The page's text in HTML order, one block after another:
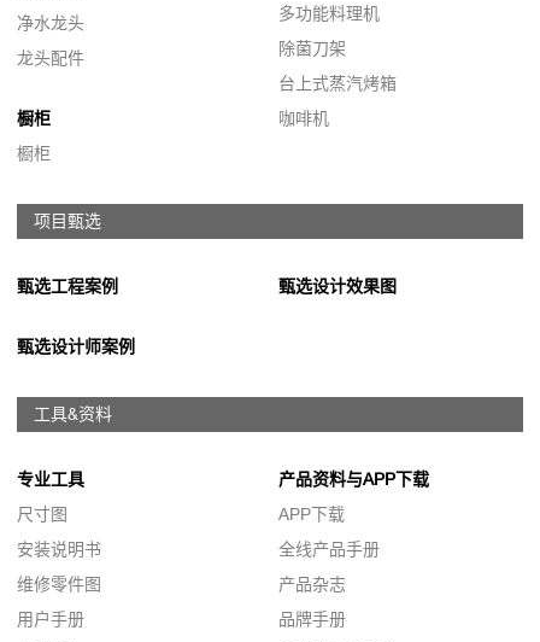
净水龙头
龙头配件
橱柜
橱柜
多功能料理机
除菌刀架
台上式蒸汽烤箱
咖啡机
项目甄选
甄选工程案例
甄选设计师案例
甄选设计效果图
工具&资料
专业工具
尺寸图
安装说明书
维修零件图
用户手册
产品资料与APP下载
APP下载
全线产品手册
产品杂志
品牌手册